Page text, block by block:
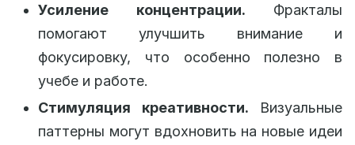
Усиление концентрации. Фракталы
помогают улучшить внимание и
фокусировку, что особенно полезно в
учебе и работе.
Стимуляция креативности. Визуальные
паттерны могут вдохновить на новые идеи